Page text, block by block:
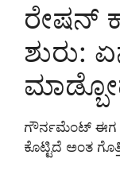
ರೇಷನ್
ಶುರು:
ಗೌರ್ನಮೆಂಟ್ ಈಗ
ಕೊಟ್ಟಿದೆ ಅಂತ